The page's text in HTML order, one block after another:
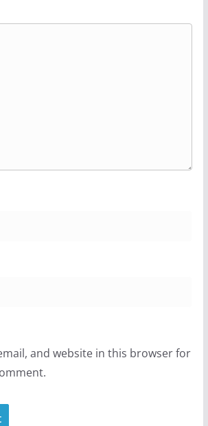
and website in this browser for